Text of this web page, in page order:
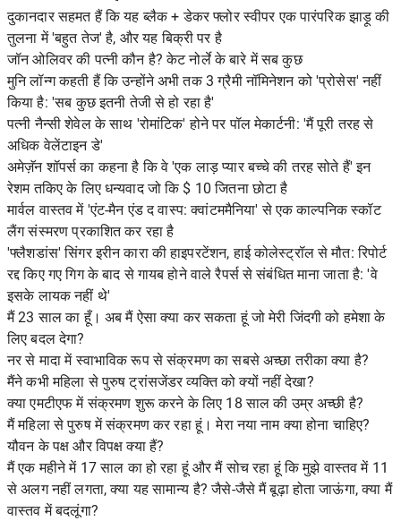
दुकानदार सहमत हैं कि यह ब्लैक + डेकर फ्लोर स्वीपर एक पारंपरिक झाड़ू की
तुलना में 'बहुत तेज' है, और यह बिक्री पर है
जॉन ओलिवर की पत्नी कौन है? केट नोर्ले के बारे में सब कुछ
मुनि लॉन्ग कहती हैं कि उन्होंने अभी तक 3 ग्रैमी नॉमिनेशन को 'प्रोसेस' नहीं
किया है: 'सब कुछ इतनी तेजी से हो रहा है'
पत्नी नैन्सी शेवेल के साथ 'रोमांटिक' होने पर पॉल मेकार्टनी: 'मैं पूरी तरह से
अधिक वेलेंटाइन डे'
अमेज़ॅन शॉपर्स का कहना है कि वे 'एक लाड़ प्यार बच्चे की तरह सोते हैं' इन
रेशम तकिए के लिए धन्यवाद जो कि $ 10 जितना छोटा है
मार्वल वास्तव में 'एंट-मैन एंड द वास्प: क्वांटममैनिया' से एक काल्पनिक स्कॉट
लैंग संस्मरण प्रकाशित कर रहा है
'फ्लैशडांस' सिंगर इरीन कारा की हाइपरटेंशन, हाई कोलेस्ट्रॉल से मौत: रिपोर्ट
रद्द किए गए गिग के बाद से गायब होने वाले रैपर्स से संबंधित माना जाता है: 'वे
इसके लायक नहीं थे'
मैं 23 साल का हूँ। अब मैं ऐसा क्या कर सकता हूं जो मेरी जिंदगी को हमेशा के
लिए बदल देगा?
नर से मादा में स्वाभाविक रूप से संक्रमण का सबसे अच्छा तरीका क्या है?
मैंने कभी महिला से पुरुष ट्रांसजेंडर व्यक्ति को क्यों नहीं देखा?
क्या एमटीएफ में संक्रमण शुरू करने के लिए 18 साल की उम्र अच्छी है?
मैं महिला से पुरुष में संक्रमण कर रहा हूं। मेरा नया नाम क्या होना चाहिए?
यौवन के पक्ष और विपक्ष क्या हैं?
मैं एक महीने में 17 साल का हो रहा हूं और मैं सोच रहा हूं कि मुझे वास्तव में 11
से अलग नहीं लगता, क्या यह सामान्य है? जैसे-जैसे मैं बूढ़ा होता जाऊंगा, क्या मैं
वास्तव में बदलूंगा?